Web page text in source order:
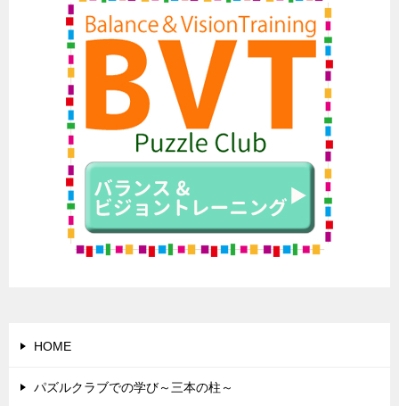
HOME
パズルクラブでの学び～三本の柱～